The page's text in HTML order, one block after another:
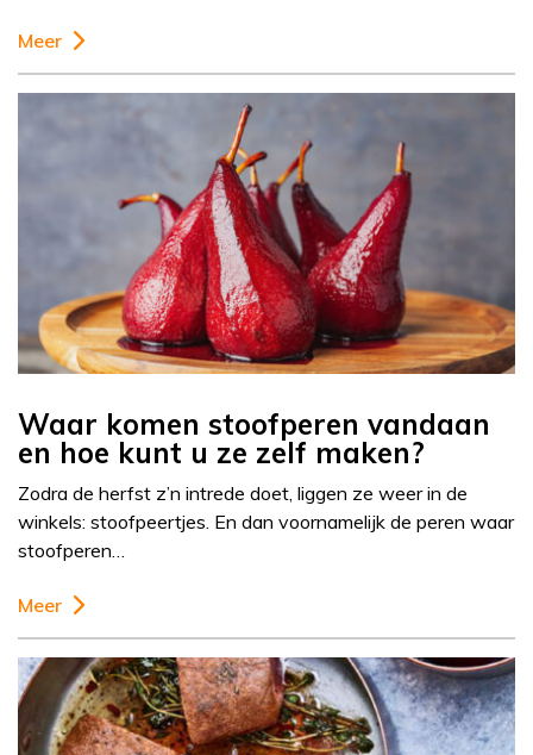
Meer
Waar komen stoofperen vandaan
en hoe kunt u ze zelf maken?
Zodra de herfst z’n intrede doet, liggen ze weer in de
winkels: stoofpeertjes. En dan voornamelijk de peren waar
stoofperen…
Meer